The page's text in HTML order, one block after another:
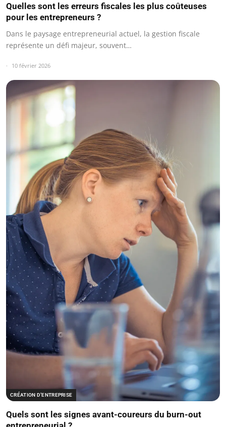
Quelles sont les erreurs fiscales les plus coûteuses
pour les entrepreneurs ?
Dans le paysage entrepreneurial actuel, la gestion fiscale
représente un défi majeur, souvent…
10 février 2026
CRÉATION D’ENTREPRISE
Quels sont les signes avant-coureurs du burn-out